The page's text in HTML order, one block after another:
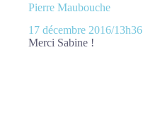
Pierre Maubouche
17 décembre 2016/13h36
Merci Sabine !